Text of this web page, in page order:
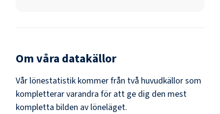
Om våra datakällor
Vår lönestatistik kommer från två huvudkällor som
kompletterar varandra för att ge dig den mest
kompletta bilden av löneläget.